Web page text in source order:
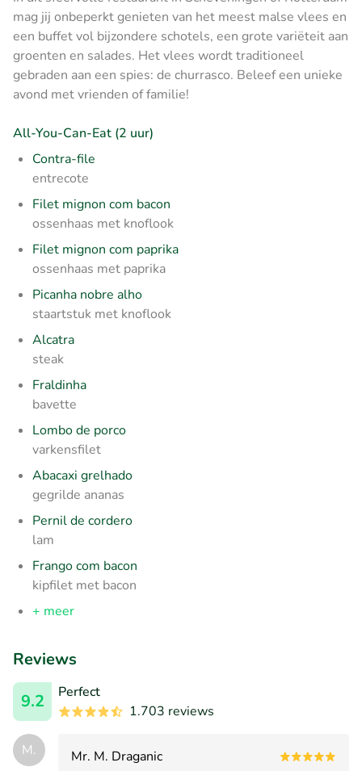
mag jij onbeperkt genieten van het meest malse vlees en
een buffet vol bijzondere schotels, een grote variëteit aan
groenten en salades. Het vlees wordt traditioneel
gebraden aan een spies: de churrasco. Beleef een unieke
avond met vrienden of familie!
All-You-Can-Eat (2 uur)
Contra-file
entrecote
Filet mignon com bacon
ossenhaas met knoflook
Filet mignon com paprika
ossenhaas met paprika
Picanha nobre alho
staartstuk met knoflook
Alcatra
steak
Fraldinha
bavette
Lombo de porco
varkensfilet
Abacaxi grelhado
gegrilde ananas
Pernil de cordero
lam
Frango com bacon
kipfilet met bacon
+ meer
Reviews
9.2
Perfect
1.703 reviews
M. Mr. M. Draganic